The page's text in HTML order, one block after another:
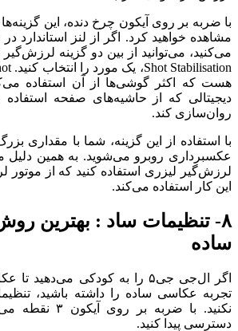
با ضربه بر روی آیکون چرخ دنده، این
مشاهده خواهید کرد. اگر از لنز استاندارد
هست که اکثر گوشی‌ها از آن استفاده
دیجیتالی که از حاشیه‌های صفحه استفاده
روان‌سازی کند.
با استفاده از این گزینه، شما با مقداری
عکسبرداری روبرو می‌شوید. به همین دلیل
لرزش‌گیر لیزری استفاده کنید که از
این کار استفاده می‌کند.
۸- تنظیمات ساد : بهترین
ساده
اگر ال‌جی جی‌۵ را به کودکی
تجربه عکاسی ساده را داشته باشید،
نکنید. با ضربه بر
دسترسی پیدا کنید.